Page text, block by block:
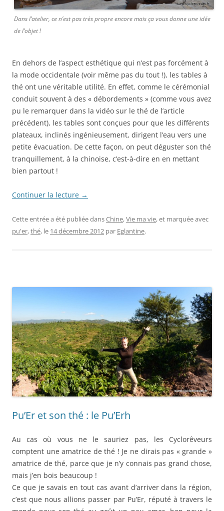
Dans l’atelier, ce n’est pas très propre encore mais ça vous donne une idée
de l’objet !
En dehors de l’aspect esthétique qui n’est pas forcément à
la mode occidentale (voir même pas du tout !), les tables à
thé ont une véritable utilité. En effet, comme le cérémonial
conduit souvent à des « débordements » (comme vous avez
pu le remarquer dans la vidéo sur le thé de l’article
précédent), les tables sont conçues pour que les différents
plateaux, inclinés ingénieusement, dirigent l’eau vers une
petite évacuation. De cette façon, on peut déguster son thé
tranquillement, à la chinoise, c’est-à-dire en en mettant
bien partout !
Continuer la lecture →
Cette entrée a été publiée dansChine,Vie ma vie, et marquée avec
pu'er,thé, le 14 décembre 2012 par Eglantine.
Pu’Er et son thé : le Pu’Erh
Au cas où vous ne le sauriez pas, les Cyclorêveurs
comptent une amatrice de thé ! Je ne dirais pas « grande »
amatrice de thé, parce que je n’y connais pas grand chose,
mais j’en bois beaucoup !
Ce que je savais en tout cas avant d’arriver dans la région,
c’est que nous allions passer par Pu’Er, réputé à travers le